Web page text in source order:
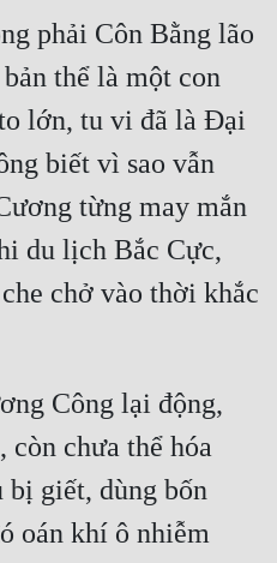
phải Côn Bằng lão
thể là một con
lớn, tu vi đã là Đại
biết vì sao vẫn
từng may mắn
du lịch Bắc Cực,
chở vào thời khắc
Công lại động,
còn chưa thể hóa
bị giết, dùng bốn
oán khí ô nhiễm